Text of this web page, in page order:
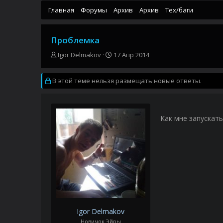
Главная Форумы Архив Архив Тех/баги
Проблемка
А
т
о
р
е
ы
Igor Delmakov
Д
т
а
н
ч
л
а
17 Апр 2014
В этой теме нельзя размещать новые ответы.
Igor Delmakov
Новичок Эйры
Как мне